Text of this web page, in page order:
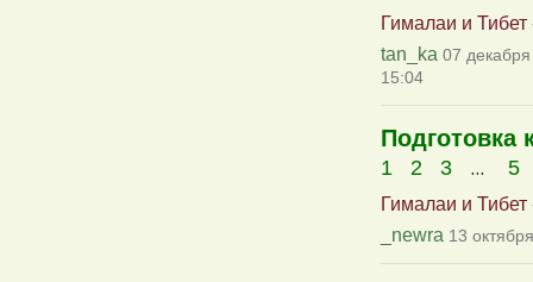
Гималаи и Тибет
tan_ka 07
15:04
Подготовка
1 2 3 ... 5
Гималаи и Тибет
_newra 13